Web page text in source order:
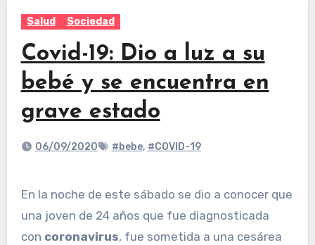
Salud Sociedad
Covid-19: Dio a luz a su
bebé y se encuentra en
grave estado
06/09/2020 #bebe, #COVID-19
En la noche de este sábado se dio a conocer que
una joven de 24 años que fue diagnosticada
con coronavirus, fue sometida a una cesárea